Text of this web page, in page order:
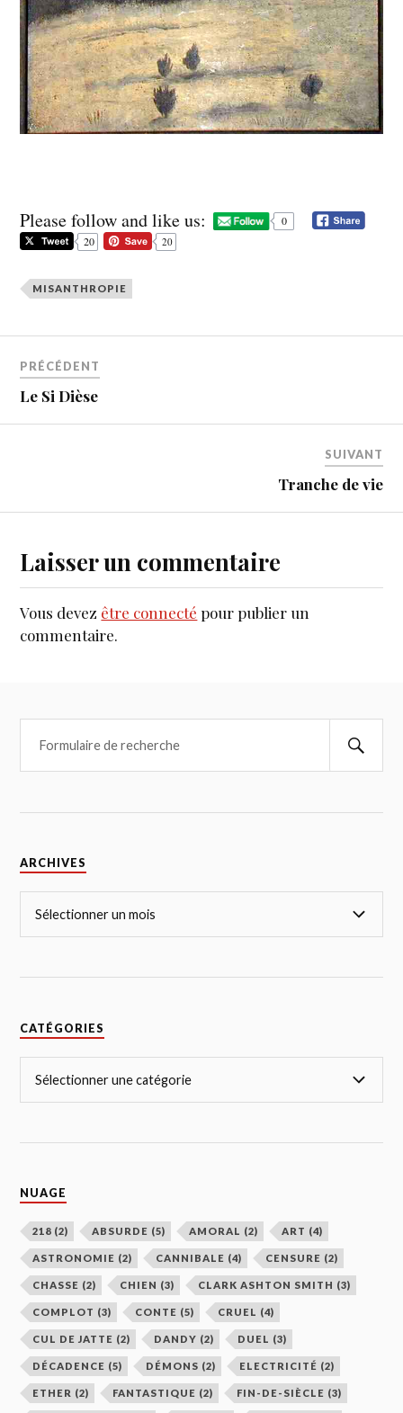
Please follow and like us:
0
20
20
MISANTHROPIE
PRÉCÉDENT
Le Si Dièse
SUIVANT
Tranche de vie
Laisser un commentaire
Vous devez être connecté pour publier un
commentaire.
ARCHIVES
CATÉGORIES
NUAGE
218 (2) ABSURDE (5) AMORAL (2) ART (4)
ASTRONOMIE (2) CANNIBALE (4) CENSURE (2)
CHASSE (2) CHIEN (3) CLARK ASHTON SMITH (3)
COMPLOT (3) CONTE (5) CRUEL (4)
CUL DE JATTE (2) DANDY (2) DUEL (3)
DÉCADENCE (5) DÉMONS (2) ELECTRICITÉ (2)
ETHER (2) FANTASTIQUE (2) FIN-DE-SIÈCLE (3)